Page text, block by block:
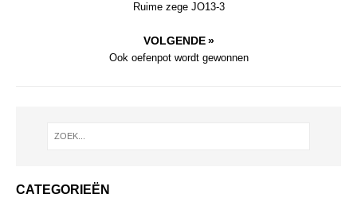
Ruime zege JO13-3
VOLGENDE »
Ook oefenpot wordt gewonnen
CATEGORIEËN